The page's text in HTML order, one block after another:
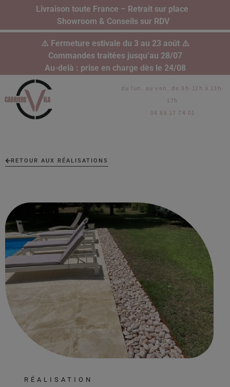
Livraison toute France – Retrait sur place
Showroom & Conseils sur RDV
⚠️ Fermeture estivale du 3 au 23 août ⚠️
Commandes traitées jusqu’au 28/07
Au-delà : prise en charge dès le 24/08
du lun. au ven. de 8h-12h à 13h-
17h
04 86 17 74 01
RETOUR AUX RÉALISATIONS
RÉALISATION